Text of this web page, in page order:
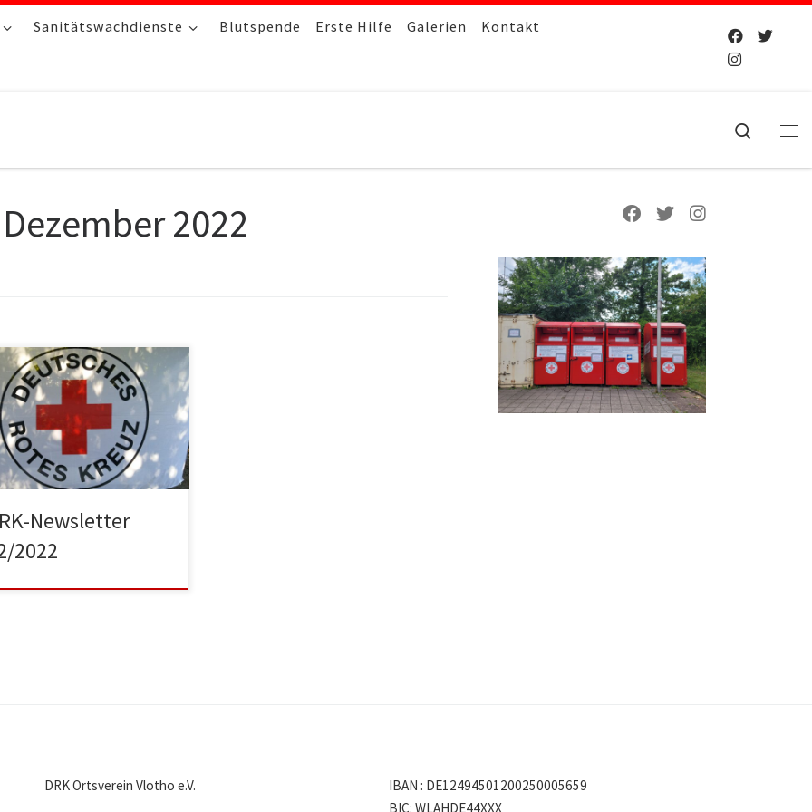
Sanitätswachdienste Blutspende Erste Hilfe Galerien Kontakt
Search
Dezember 2022
finden Sie den
über die
Arbeit des DRK-
Vlotho e.V.:
Newsletter
2022
DRK Ortsverein Vlotho e.V.
IBAN : DE12494501200250005659
BIC: WLAHDE44XXX